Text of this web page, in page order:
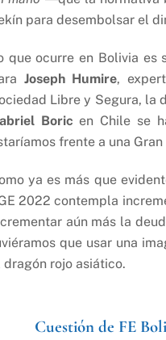
para desembolsar el
que ocurre en Bolivia es
Joseph Humire,
Libre y Segura, la
Boric en Chile se
frente a una
ya es más que
2022 contempla
aún más la
que usar una
dragón rojo asiático.
Cuestión de FE